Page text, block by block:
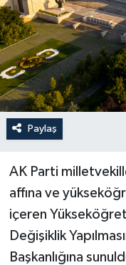
Paylaş
AK Parti
affına ve
içeren
Değişiklik
Başkanlığına